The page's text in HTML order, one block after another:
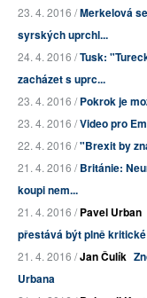
23. 4. 2016 /Merkelová
syrských uprchl...
24. 4. 2016 /Tusk:
zacházet s uprc...
23. 4. 2016 /Pokrok je
23. 4. 2016 /Video pro
22. 4. 2016 /"Brexit by
21. 4. 2016 /Británie:
koupi nem...
21. 4. 2016 /Pavel Urban
přestává být plně
21. 4. 2016 /Jan Čulík
Urbana